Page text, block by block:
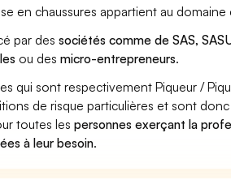
en chaussures appartient au
par dessociétés comme de SAS,
ou desmicro-entrepreneurs.
qui sont respectivement Piqueur /
de risque particulières et sont
toutes lespersonnes exerçant la
à leur besoin.